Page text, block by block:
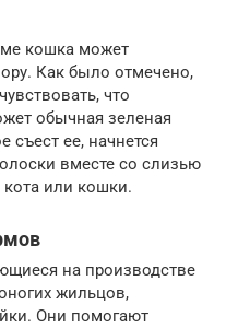
кошка может
Как было отмечено,
что
обычная зеленая
съест ее, начнется
вместе со слизью
или кошки.
на производстве
жильцов,
Они помогают